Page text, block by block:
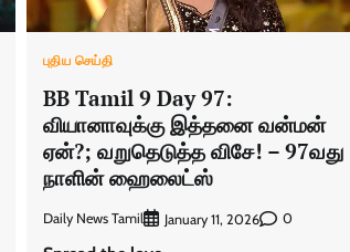
புதிய செய்தி
BB Tamil 9 Day 97:
வியானாவுக்கு இத்தனை வன்மன்
ஏன்?; வறுதெடுத்த விசே! – 97வது
நாளின் ஹைலைட்ஸ்
Daily News Tamil January 11, 2026 0